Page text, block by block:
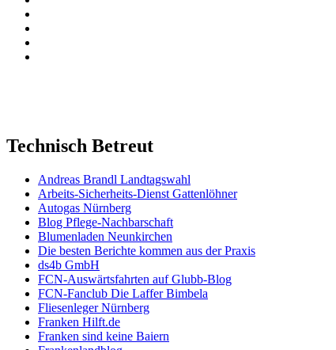
Technisch Betreut
Andreas Brandl Landtagswahl
Arbeits-Sicherheits-Dienst Gattenlöhner
Autogas Nürnberg
Blog Pflege-Nachbarschaft
Blumenladen Neunkirchen
Die besten Berichte kommen aus der Praxis
ds4b GmbH
FCN-Auswärtsfahrten auf Glubb-Blog
FCN-Fanclub Die Laffer Bimbela
Fliesenleger Nürnberg
Franken Hilft.de
Franken sind keine Baiern